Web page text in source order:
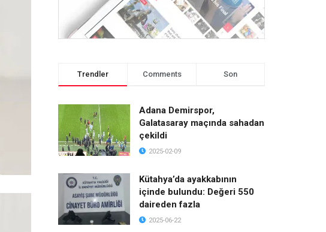
Trendler Comments Son
Adana Demirspor,
Galatasaray maçında sahadan
çekildi
2025-02-09
Kütahya’da ayakkabının
içinde bulundu: Değeri 550
daireden fazla
2025-06-22